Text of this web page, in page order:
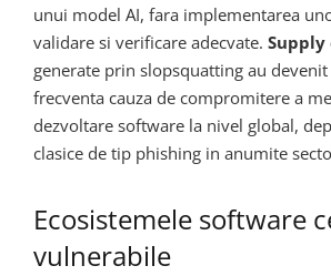
unui model AI, fara implementarea
validare si verificare adecvate. Supply
generate prin slopsquatting au
frecventa cauza de compromitere a
dezvoltare software la nivel global,
clasice de tip phishing in anumite
Ecosistemele software
vulnerabile